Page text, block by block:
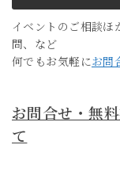
イベントのご相談
問、など
何でもお気軽にお問
お問合せ・無
て